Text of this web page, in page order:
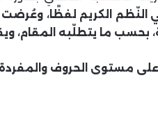
النّظم الكريم لفظًا،
بحسب ما يتطلّبه المقام،
على مستوى الحروف